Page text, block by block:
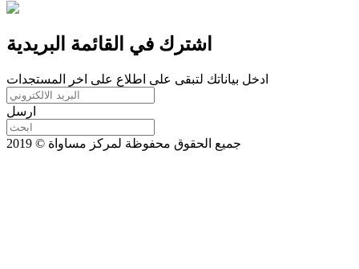
اشترك في القائمة البريدية
ادخل بياناتك لتبقى على اطلاع على اخر المستجدات
ارسل
جميع الحقوق محفوظة لمركز مساواة © 2019